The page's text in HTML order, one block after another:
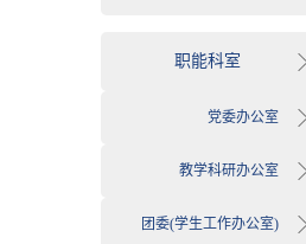
职能科室
党委办公室
教学科研办公室
团委(学生工作办公室)